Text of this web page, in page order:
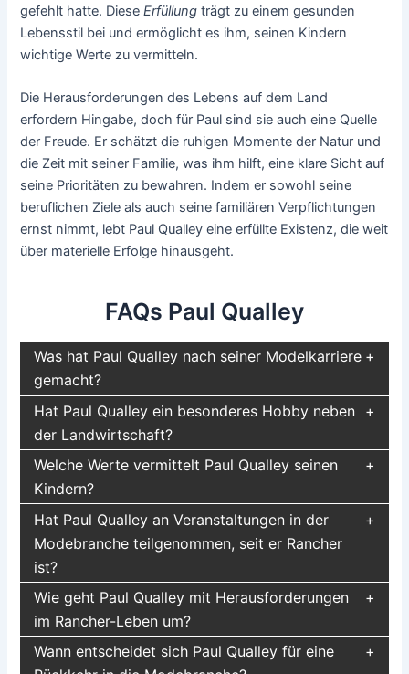
gefehlt hatte. DieseErfüllung trägt zu einem gesunden
Lebensstil bei und ermöglicht es ihm, seinen Kindern
wichtige Werte zu vermitteln.
Die Herausforderungen des Lebens auf dem Land
erfordern Hingabe, doch für Paul sind sie auch eine Quelle
der Freude. Er schätzt die ruhigen Momente der Natur und
die Zeit mit seiner Familie, was ihm hilft, eine klare Sicht auf
seine Prioritäten zu bewahren. Indem er sowohl seine
beruflichen Ziele als auch seine familiären Verpflichtungen
ernst nimmt, lebt Paul Qualley eine erfüllte Existenz, die weit
über materielle Erfolge hinausgeht.
FAQs Paul Qualley
Was hat Paul Qualley nach seiner Modelkarriere
gemacht?
Hat Paul Qualley ein besonderes Hobby neben
der Landwirtschaft?
Welche Werte vermittelt Paul Qualley seinen
Kindern?
Hat Paul Qualley an Veranstaltungen in der
Modebranche teilgenommen, seit er Rancher
ist?
Wie geht Paul Qualley mit Herausforderungen
im Rancher-Leben um?
Wann entscheidet sich Paul Qualley für eine